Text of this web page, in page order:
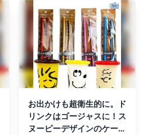
お出かけも超衛生的に。ド
リンクはゴージャスに！ス
ヌーピーデザインのケース